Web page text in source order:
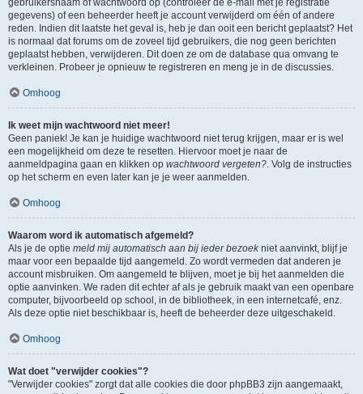
gebruikersnaam of wachtwoord op (controleer de e-mail met je registratie
gegevens) of een beheerder heeft je account verwijderd om één of andere
reden. Indien dit laatste het geval is, heb je dan ooit een bericht geplaatst? Het
is normaal dat forums om de zoveel tijd gebruikers, die nog geen berichten
geplaatst hebben, verwijderen. Dit doen ze om de database qua omvang te
verkleinen. Probeer je opnieuw te registreren en meng je in de discussies.
Omhoog
Ik weet mijn wachtwoord niet meer!
Geen paniek! Je kan je huidige wachtwoord niet terug krijgen, maar er is wel
een mogelijkheid om deze te resetten. Hiervoor moet je naar de
aanmeldpagina gaan en klikken op wachtwoord vergeten?. Volg de instructies
op het scherm en even later kan je je weer aanmelden.
Omhoog
Waarom word ik automatisch afgemeld?
Als je de optie meld mij automatisch aan bij ieder bezoekniet aanvinkt, blijf je
maar voor een bepaalde tijd aangemeld. Zo wordt vermeden dat anderen je
account misbruiken. Om aangemeld te blijven, moet je bij het aanmelden die
optie aanvinken. We raden dit echter af als je gebruik maakt van een openbare
computer, bijvoorbeeld op school, in de bibliotheek, in een internetcafé, enz.
Als deze optie niet beschikbaar is, heeft de beheerder deze uitgeschakeld.
Omhoog
Wat doet "verwijder cookies"?
"Verwijder cookies" zorgt dat alle cookies die door phpBB3 zijn aangemaakt,